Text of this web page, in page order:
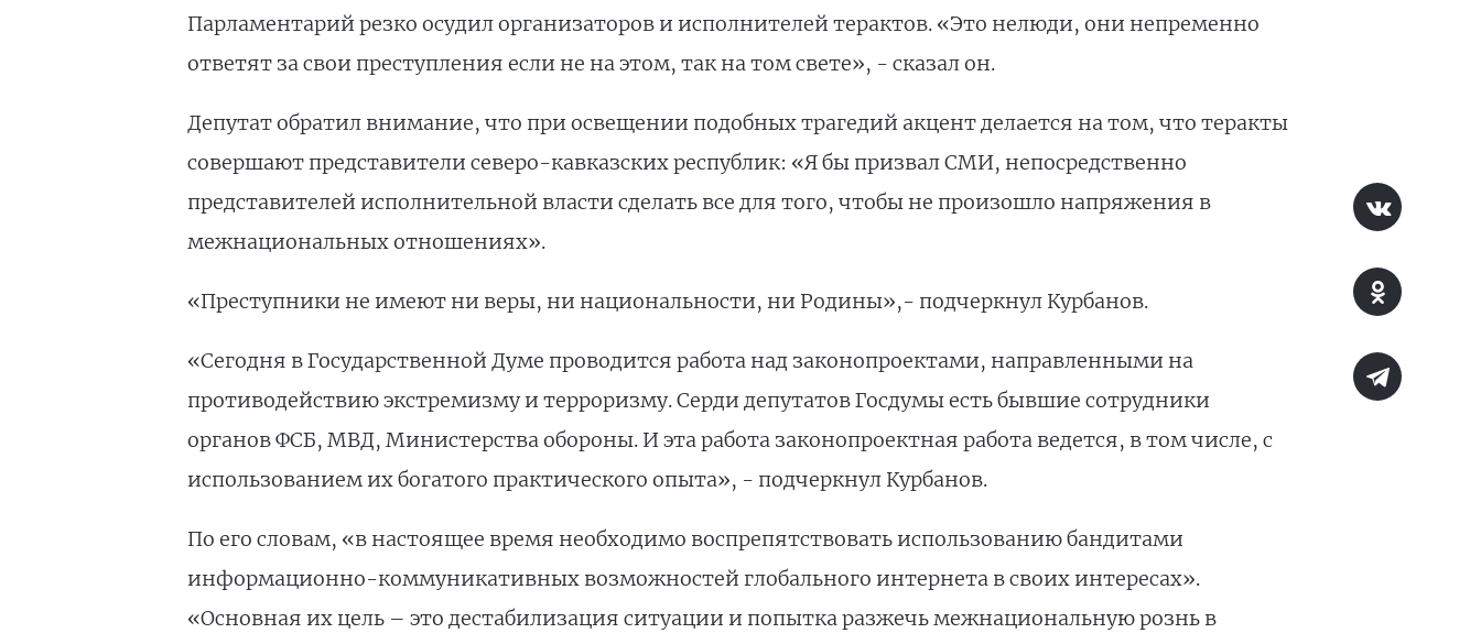
Парламентарий резко осудил организаторов и исполнителей терактов. «Это нелюди, они непременно
ответят за свои преступления если не на этом, так на том свете», - сказал он.
Депутат обратил внимание, что при освещении подобных трагедий акцент делается на том, что теракты
совершают представители северо-кавказских республик: «Я бы призвал СМИ, непосредственно
представителей исполнительной власти сделать все для того, чтобы не произошло напряжения в
межнациональных отношениях».
«Преступники не имеют ни веры, ни национальности, ни Родины»,- подчеркнул Курбанов.
«Сегодня в Государственной Думе проводится работа над законопроектами, направленными на
противодействию экстремизму и терроризму. Серди депутатов Госдумы есть бывшие сотрудники
органов ФСБ, МВД, Министерства обороны. И эта работа законопроектная работа ведется, в том числе, с
использованием их богатого практического опыта», - подчеркнул Курбанов.
По его словам, «в настоящее время необходимо воспрепятствовать использованию бандитами
информационно-коммуникативных возможностей глобального интернета в своих интересах».
«Основная их цель – это дестабилизация ситуации и попытка разжечь межнациональную рознь в